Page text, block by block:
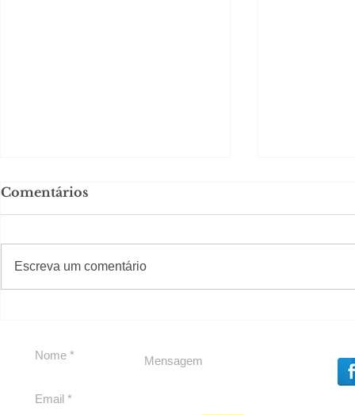
reforçam apoio a
Cláudio Mitidieri
Comentários
Escreva um comentário
#Sugestões